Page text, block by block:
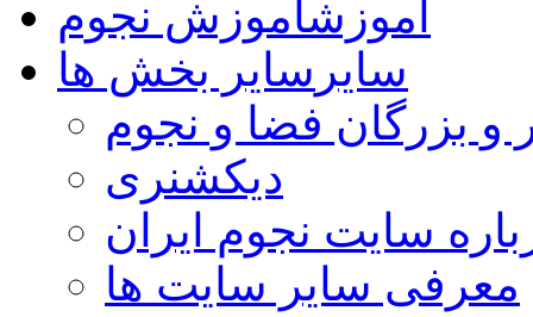
آموزشآموزش نجوم
سایر سایر بخش ها
و بزرگان فضا و نجوم
دیکشنری
سایت نجوم ایران
معرفی سایر سایت ها